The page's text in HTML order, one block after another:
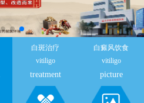
白斑治疗
vitiligo
treatment
白癜风饮食
vitiligo
picture